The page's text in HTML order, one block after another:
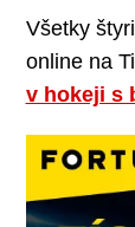
Všetky
online na
v hokeji s